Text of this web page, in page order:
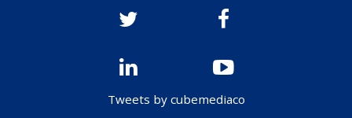
Tweets by cubemediaco